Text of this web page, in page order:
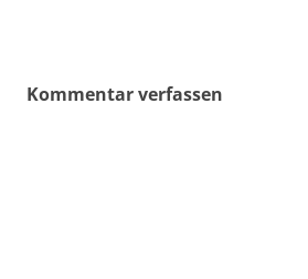
Kommentar verfassen